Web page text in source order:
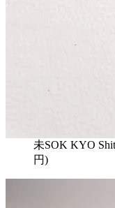
未SOK KYO
円)